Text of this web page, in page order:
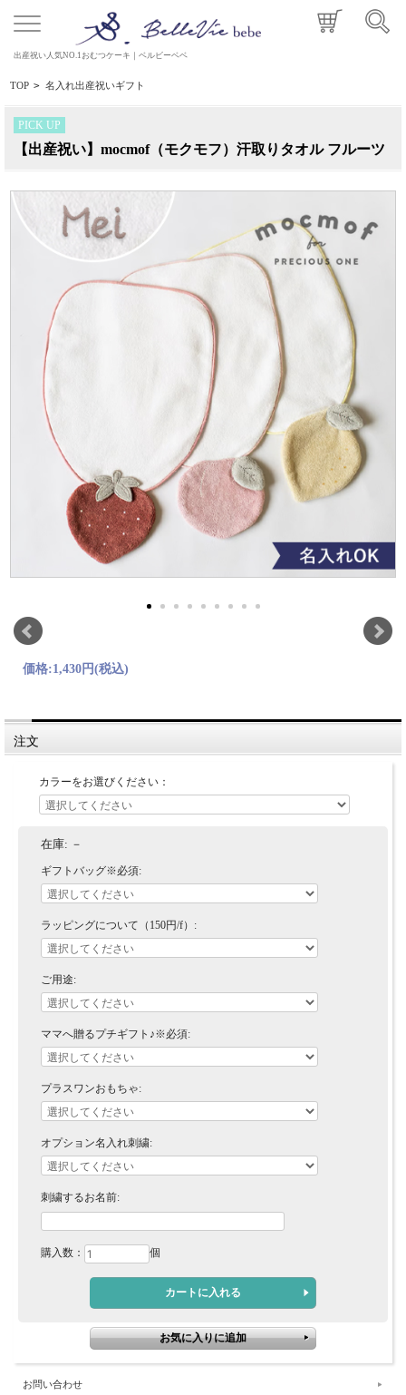
出産祝い人気NO.1おむつケーキ｜ベルビーベベ
TOP > 名入れ出産祝いギフト
PICK UP
【出産祝い】mocmof（モクモフ）汗取りタオル フルーツ
価格:1,430円(税込)
注文
カラーをお選びください：
在庫: －
ギフトバッグ※必須:
ラッピングについて（150円/f）:
ご用途:
ママへ贈るプチギフト♪※必須:
プラスワンおもちゃ:
オプション名入れ刺繍:
刺繍するお名前:
購入数： 個
お問い合わせ